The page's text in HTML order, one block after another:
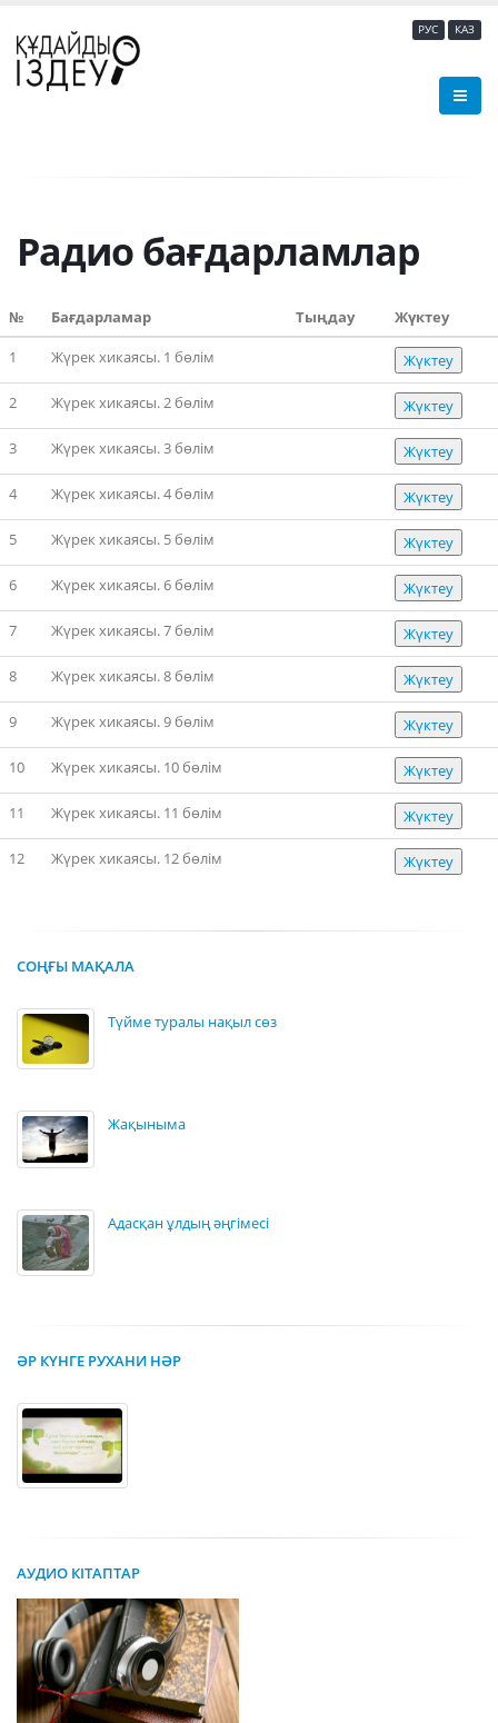
РУС КАЗ
Радио бағдарламлар
№ Бағдарламар Тыңдау
Жүктеу
1
Жүрек хикаясы. 1 бөлім Жүктеу
2 Жүрек хикаясы. 2 бөлім Жүктеу
3 Жүрек хикаясы. 3 бөлім Жүктеу
4 Жүрек хикаясы. 4 бөлім Жүктеу
5 Жүрек хикаясы. 5 бөлім Жүктеу
6 Жүрек хикаясы. 6 бөлім Жүктеу
7 Жүрек хикаясы. 7 бөлім Жүктеу
8 Жүрек хикаясы. 8 бөлім Жүктеу
9 Жүрек хикаясы. 9 бөлім Жүктеу
10 Жүрек хикаясы. 10 бөлім Жүктеу
11 Жүрек хикаясы. 11 бөлім Жүктеу
12 Жүрек хикаясы. 12 бөлім Жүктеу
СОҢҒЫ МАҚАЛА
Түйме туралы нақыл сөз
Жақыныма
Адасқан ұлдың әңгімесі
ӘР КҮНГЕ РУХАНИ НӘР
АУДИО КІТАПТАР